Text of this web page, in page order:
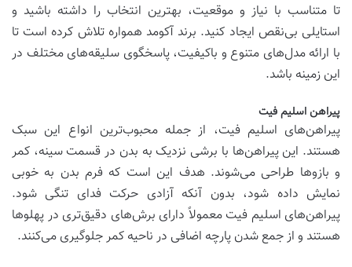
تا متناسب با نیاز و موقعیت، بهترین انتخاب را داشته باشید و
استایلی بی‌نقص ایجاد کنید. برند آکومد همواره تلاش کرده است تا
با ارائه مدل‌های متنوع و باکیفیت، پاسخگوی سلیقه‌های مختلف در
این زمینه باشد.
پیراهن اسلیم فیت
پیراهن‌های اسلیم فیت، از جمله محبوب‌ترین انواع این سبک
هستند. این پیراهن‌ها با برشی نزدیک به بدن در قسمت سینه، کمر
و بازوها طراحی می‌شوند. هدف این است که فرم بدن به خوبی
نمایش داده شود، بدون آنکه آزادی حرکت فدای تنگی شود.
پیراهن‌های اسلیم فیت معمولاً دارای برش‌های دقیق‌تری در پهلوها
هستند و از جمع شدن پارچه اضافی در ناحیه کمر جلوگیری می‌کنند.